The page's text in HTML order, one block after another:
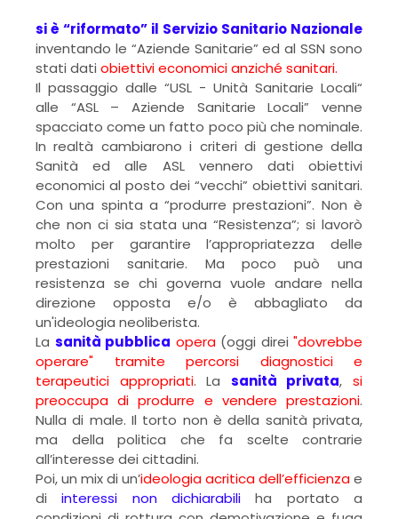
si è “riformato” il Servizio Sanitario Nazionale
inventando le “Aziende Sanitarie” ed al SSN sono
stati dati obiettivi economici anziché sanitari.
Il passaggio dalle “USL - Unità Sanitarie Locali“
alle “ASL – Aziende Sanitarie Locali” venne
spacciato come un fatto poco più che nominale.
In realtà cambiarono i criteri di gestione della
Sanità ed alle ASL vennero dati obiettivi
economici al posto dei “vecchi” obiettivi sanitari.
Con una spinta a “produrre prestazioni”. Non è
che non ci sia stata una “Resistenza”; si lavorò
molto per garantire l’appropriatezza delle
prestazioni sanitarie. Ma poco può una
resistenza se chi governa vuole andare nella
direzione opposta e/o è abbagliato da
un'ideologia neoliberista.
La sanità pubblica opera (oggi direi "dovrebbe
operare" tramite percorsi diagnostici e
terapeutici appropriati. La sanità privata,si
preoccupa di produrre e vendere prestazioni.
Nulla di male. Il torto non è della sanità privata,
ma della politica che fa scelte contrarie
all’interesse dei cittadini.
Poi, un mix di un’ideologia acritica dell’efficienzae
diinteressi non dichiarabili ha portato a